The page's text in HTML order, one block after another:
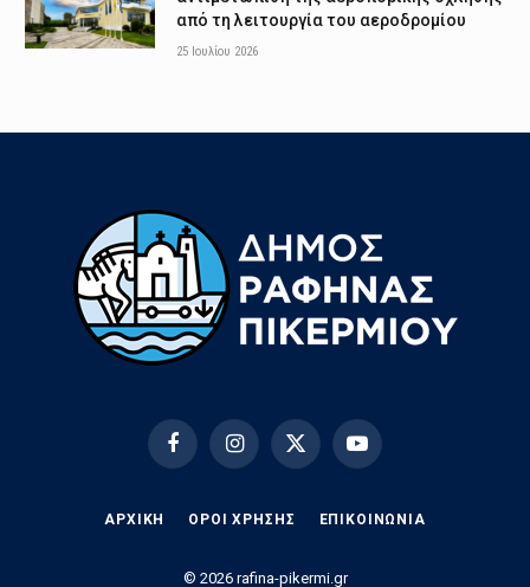
από τη λειτουργία του αεροδρομίου
25 Ιουλίου 2026
FacebookInstagramX
YouTube
ΑΡΧΙΚΗ ΟΡΟΙ ΧΡΗΣΗΣ EΠΙΚΟΙΝΩΝΊΑ
© 2026 rafina-pikermi.gr